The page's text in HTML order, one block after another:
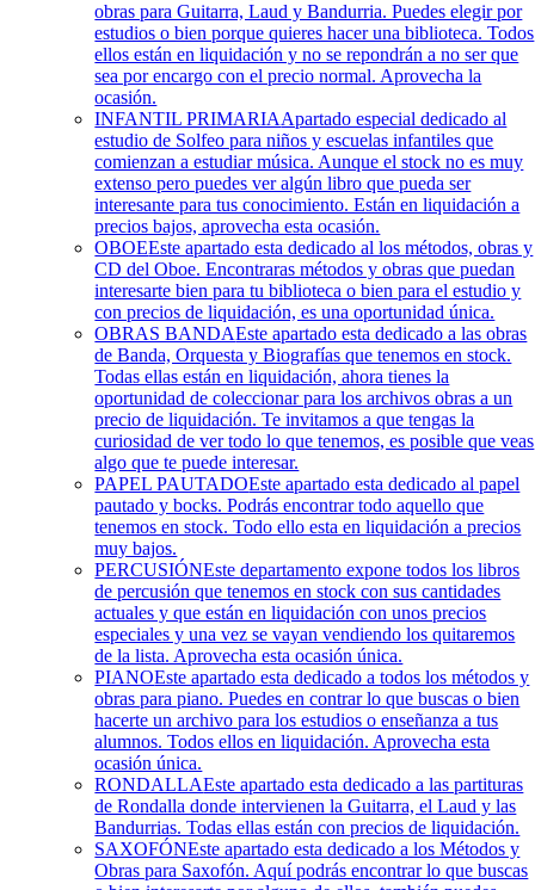
obras para Guitarra, Laud y Bandurria. Puedes elegir por
estudios o bien porque quieres hacer una biblioteca. Todos
ellos están en liquidación y no se repondrán a no ser que
sea por encargo con el precio normal. Aprovecha la
ocasión.
INFANTIL PRIMARIAApartado especial dedicado al
estudio de Solfeo para niños y escuelas infantiles que
comienzan a estudiar música. Aunque el stock no es muy
extenso pero puedes ver algún libro que pueda ser
interesante para tus conocimiento. Están en liquidación a
precios bajos, aprovecha esta ocasión.
OBOEEste apartado esta dedicado al los métodos, obras y
CD del Oboe. Encontraras métodos y obras que puedan
interesarte bien para tu biblioteca o bien para el estudio y
con precios de liquidación, es una oportunidad única.
OBRAS BANDAEste apartado esta dedicado a las obras
de Banda, Orquesta y Biografías que tenemos en stock.
Todas ellas están en liquidación, ahora tienes la
oportunidad de coleccionar para los archivos obras a un
precio de liquidación. Te invitamos a que tengas la
curiosidad de ver todo lo que tenemos, es posible que veas
algo que te puede interesar.
PAPEL PAUTADOEste apartado esta dedicado al papel
pautado y bocks. Podrás encontrar todo aquello que
tenemos en stock. Todo ello esta en liquidación a precios
muy bajos.
PERCUSIÓNEste departamento expone todos los libros
de percusión que tenemos en stock con sus cantidades
actuales y que están en liquidación con unos precios
especiales y una vez se vayan vendiendo los quitaremos
de la lista. Aprovecha esta ocasión única.
PIANOEste apartado esta dedicado a todos los métodos y
obras para piano. Puedes en contrar lo que buscas o bien
hacerte un archivo para los estudios o enseñanza a tus
alumnos. Todos ellos en liquidación. Aprovecha esta
ocasión única.
RONDALLAEste apartado esta dedicado a las partituras
de Rondalla donde intervienen la Guitarra, el Laud y las
Bandurrias. Todas ellas están con precios de liquidación.
SAXOFÓNEste apartado esta dedicado a los Métodos y
Obras para Saxofón. Aquí podrás encontrar lo que buscas